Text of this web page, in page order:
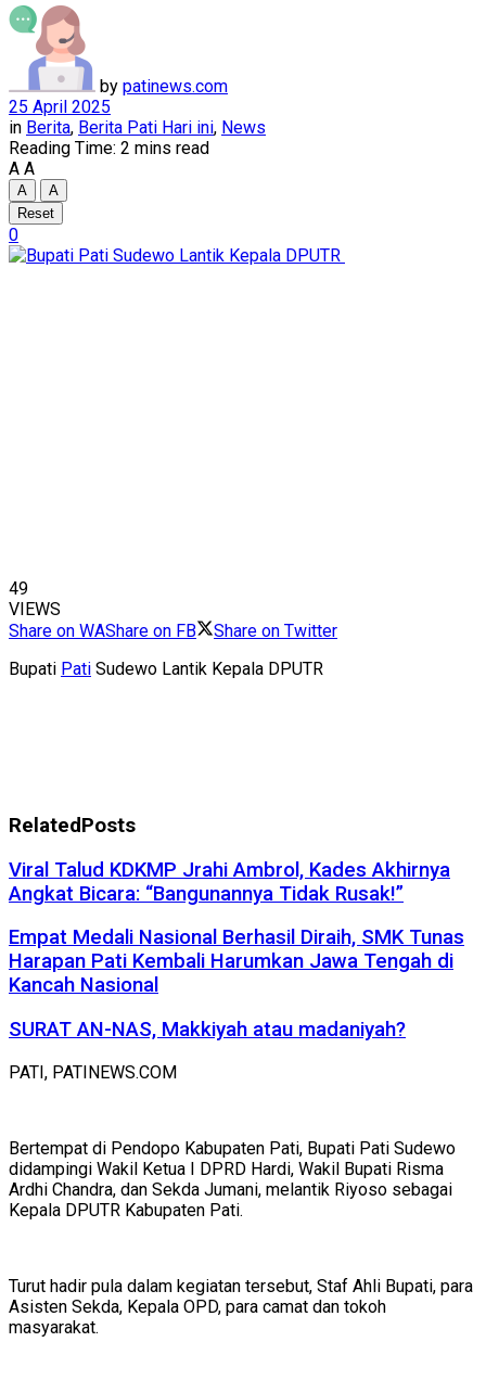
by patinews.com
25 April 2025
in Berita, Berita Pati Hari ini, News
Reading Time: 2 mins read
A A
A
A
Reset
0
49
VIEWS
Share on WAShare on FB
Share on Twitter
Bupati Pati Sudewo Lantik Kepala DPUTR
RelatedPosts
Viral Talud KDKMP Jrahi Ambrol, Kades Akhirnya
Angkat Bicara: “Bangunannya Tidak Rusak!”
Empat Medali Nasional Berhasil Diraih, SMK Tunas
Harapan Pati Kembali Harumkan Jawa Tengah di
Kancah Nasional
SURAT AN-NAS, Makkiyah atau madaniyah?
PATI, PATINEWS.COM
Bertempat di Pendopo Kabupaten Pati, Bupati Pati Sudewo
didampingi Wakil Ketua I DPRD Hardi, Wakil Bupati Risma
Ardhi Chandra, dan Sekda Jumani, melantik Riyoso sebagai
Kepala DPUTR Kabupaten Pati.
Turut hadir pula dalam kegiatan tersebut, Staf Ahli Bupati, para
Asisten Sekda, Kepala OPD, para camat dan tokoh
masyarakat.